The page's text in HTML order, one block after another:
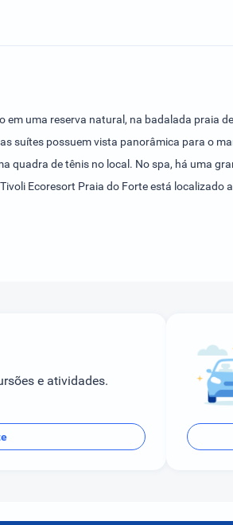
uma reserva natural, na badalada praia
suítes possuem vista panorâmica para o
quadra de tênis no local. No spa, há uma
Ecoresort Praia do Forte está localizado
e atividades.